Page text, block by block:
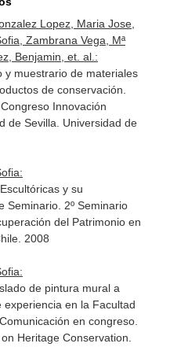
Lopez, Maria Jose,
Zambrana Vega, Mª
Benjamin, et. al.:
y muestrario de materiales
de conservación.
Innovación
de Sevilla. Universidad de
y su
Seminario. 2º Seminario
del Patrimonio en
2008
de pintura mural a
experiencia en la Facultad
en congreso.
Heritage Conservation.